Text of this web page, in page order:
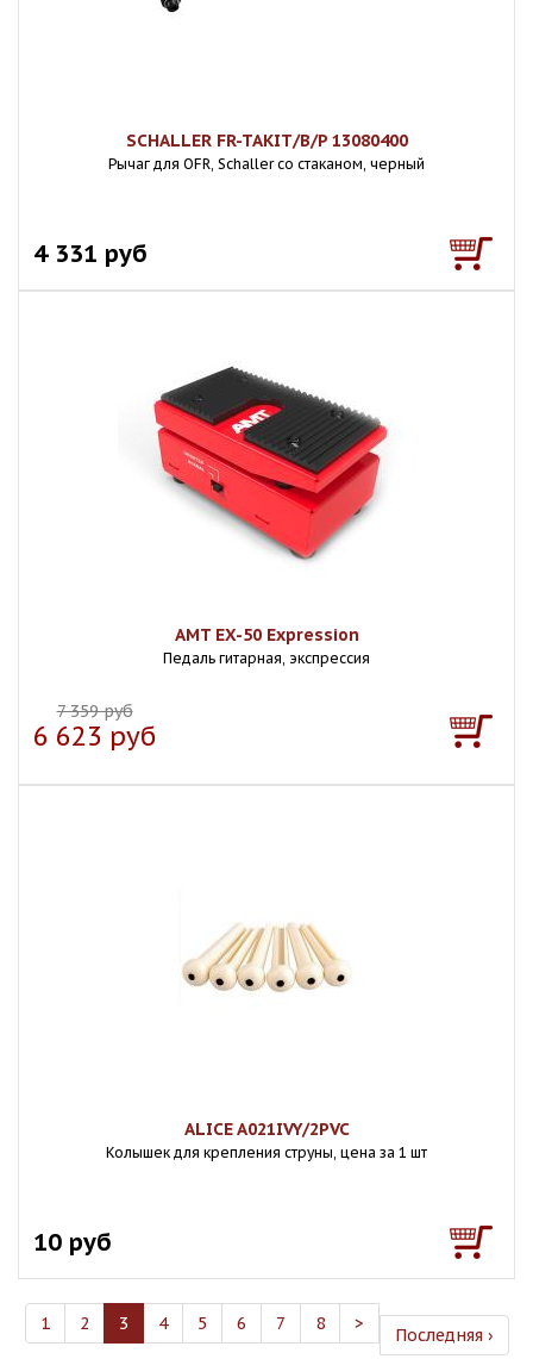
SCHALLER FR-TAKIT/B/P 13080400
Рычаг для OFR, Schaller со стаканом, черный
4 331 руб
AMT EX-50 Expression
Педаль гитарная, экспрессия
7 359 руб
6 623 руб
ALICE A021IVY/2PVC
Колышек для крепления струны, цена за 1 шт
10 руб
1 2 3 4 5 6 7 8 >
Последняя ›